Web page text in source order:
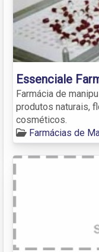
Essenciale
Farmácia de
produtos naturais,
cosméticos.
Farmácias de